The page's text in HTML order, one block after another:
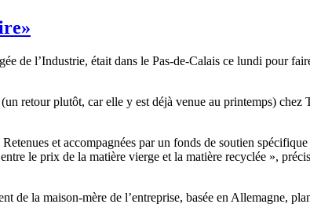
de l’Industrie, était dans le Pas-de-Calais ce lundi pour
retour plutôt, car elle y est déjà venue au printemps)
et accompagnées par un fonds de soutien
le prix de la matière vierge et la matière recyclée »,
la maison-mère de l’entreprise, basée en Allemagne,